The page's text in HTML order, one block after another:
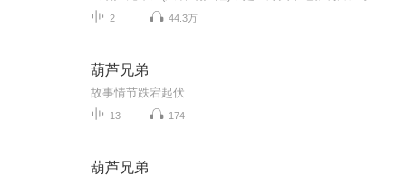
2 44.3万
葫芦兄弟
故事情节跌宕起伏
13 174
葫芦兄弟